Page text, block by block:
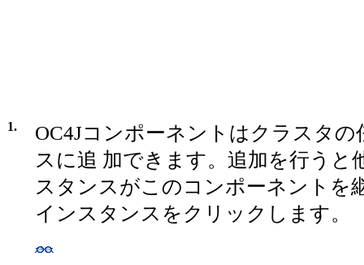
1.
OC4Jコンポーネントはクラスタ
スに追 加できます。追加を行うと
スタンスがこのコンポーネントを
インスタンスをクリックします。